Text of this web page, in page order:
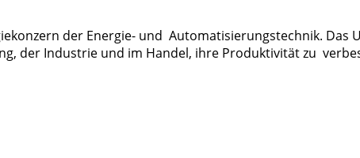
der Energie- und Automatisierungstechnik. Das
der Industrie und im Handel, ihre Produktivität zu